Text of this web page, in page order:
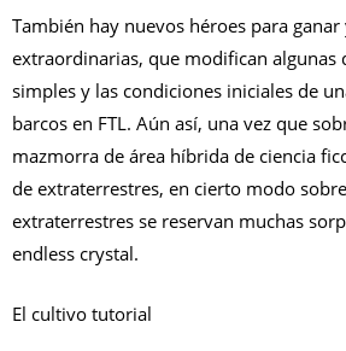
También hay nuevos héroes para ganar
extraordinarias, que modifican algunas
simples y las condiciones iniciales de
barcos en FTL. Aún así, una vez que
mazmorra de área híbrida de ciencia
de extraterrestres, en cierto modo
extraterrestres se reservan muchas
endless crystal.
El cultivo tutorial